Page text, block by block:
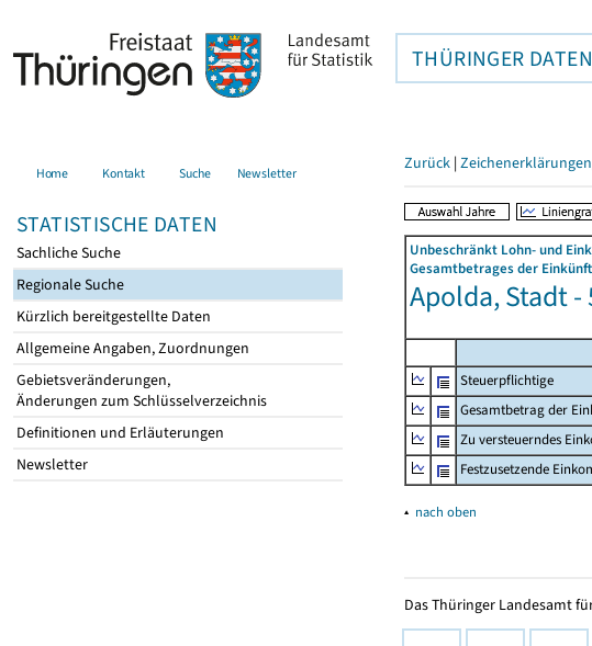
THÜRINGER DATEN
Home Kontakt Suche Newsletter
STATISTISCHE DATEN
Sachliche Suche
Regionale Suche
Kürzlich bereitgestellte Daten
Allgemeine Angaben, Zuordnungen
Gebietsveränderungen,
Änderungen zum Schlüsselverzeichnis
Definitionen und Erläuterungen
Newsletter
Zurück |
Unbeschränkt Lohn- und
Gesamtbetrages der
Apolda, Stadt -
Steuerpflichtige
Gesamtbetrag der
Zu versteuerndes
Festzusetzende
▴ nach oben
Das Thüringer Landesamt